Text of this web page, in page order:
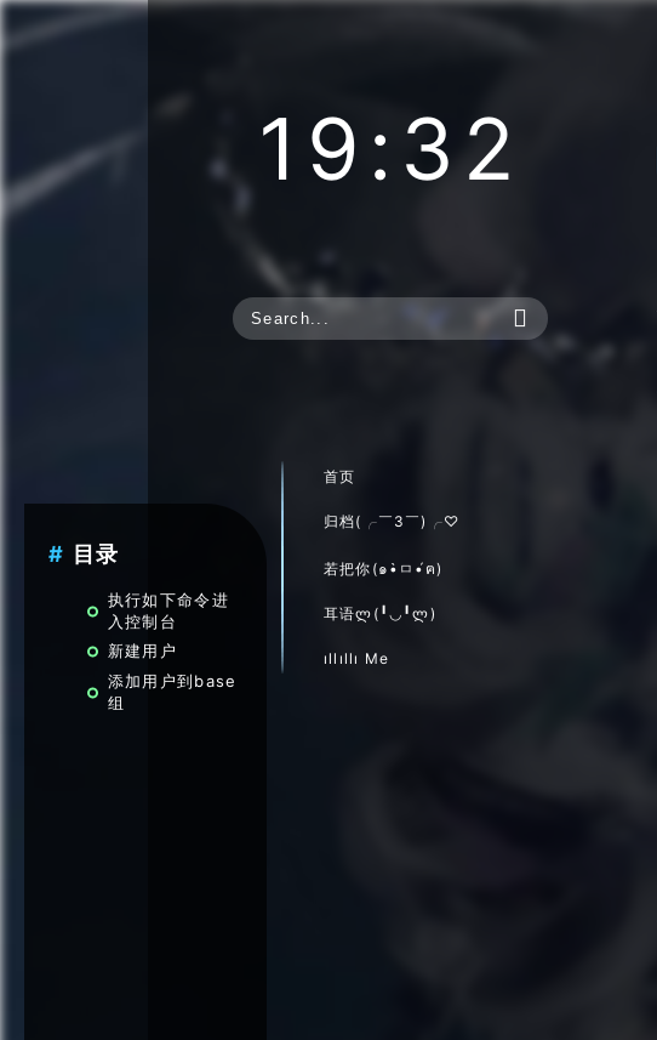
19:32

首页
归档(╭￣3￣)╭♡
若把你(๑•̀ㅁ•́ฅ)
耳语ლ(╹◡╹ლ)
ıllıllı Me
目录
执行如下命令进
入控制台
新建用户
添加用户到base
组